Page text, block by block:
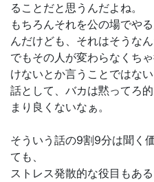
ることだと思うんだよね。
もちろんそれを公の場でや
んだけども、それはそうなん
でもその人が変わらなくち
けないとか言うことではない
話として、バカは黙ってろ
まり良くないなぁ。
そういう話の9割9分は聞く
ても、
ストレス発散的な役目もあ